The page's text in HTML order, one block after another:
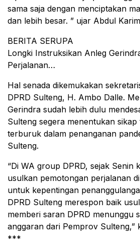
sama saja dengan menciptakan
dan lebih besar. ” ujar Abdul
BERITA SERUPA
Longki Instruksikan Anleg
Perjalanan…
Hal senada dikemukakan
DPRD Sulteng, H. Ambo Dalle.
Gerindra sudah lebih dulu
Sulteng segera menentukan
terburuk dalam penanganan
Sulteng.
“Di WA group DPRD, sejak Senin
usulkan pemotongan perjalanan
untuk kepentingan
DPRD Sulteng merespon baik
memberi saran DPRD menunggu
anggaran dari Pemprov Sulteng,”
***